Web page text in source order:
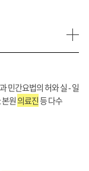
민간요법의 허와 실 - 일
원 의료진등 다수